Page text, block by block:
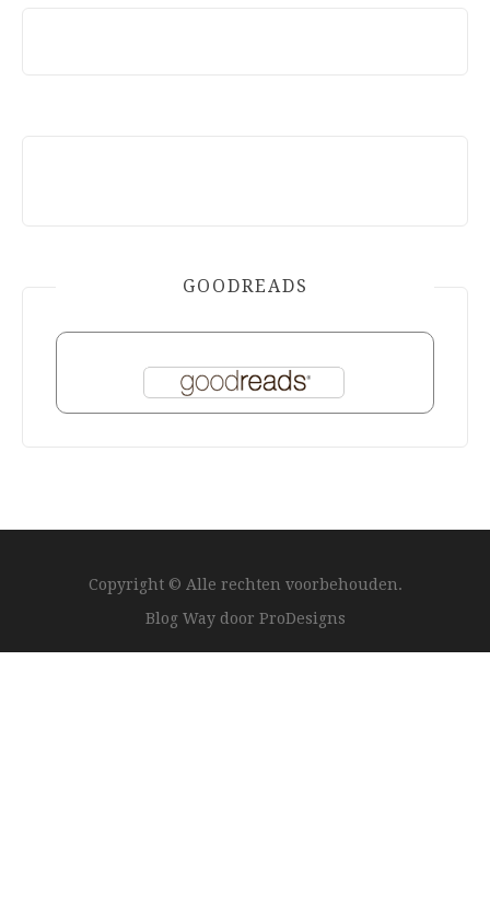
GOODREADS
Copyright © Alle rechten voorbehouden.
Blog Way door ProDesigns